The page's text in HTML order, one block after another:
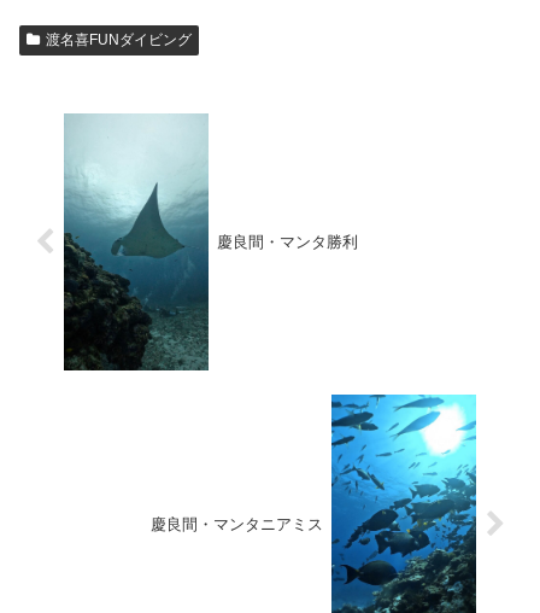
渡名喜FUNダイビング
慶良間・マンタ勝利
慶良間・マンタニアミス